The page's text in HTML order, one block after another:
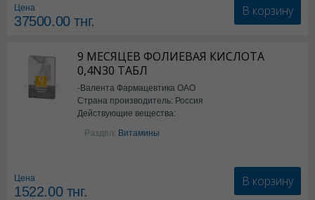
Цена
37500.00тнг.
В корзину
9 МЕСЯЦЕВ ФОЛИЕВАЯ КИСЛОТА
0,4N30 ТАБЛ
-Валента Фармацевтика ОАО
Страна производитель: Россия
Действующие вещества:
фолиевая кислота
Раздел: Витамины
Цена
1522.00тнг.
В корзину